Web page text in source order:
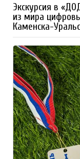
Экскурсия в
из мира
Каменска-